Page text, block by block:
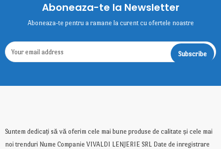
Aboneaza-te la Newsletter
Aboneaza-te pentru a ramane la curent cu ofertele noastre
Suntem dedicați să vă oferim cele mai bune produse de calitate și cele mai
noi trenduri Nume Companie VIVALDI LENJERIE SRL Date de inregistrare